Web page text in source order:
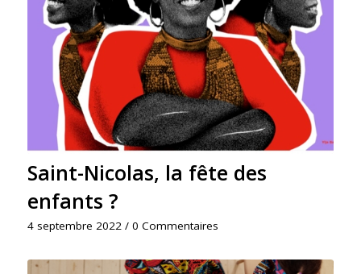
Saint-Nicolas, la fête des
enfants ?
4 septembre 2022 / 0 Commentaires